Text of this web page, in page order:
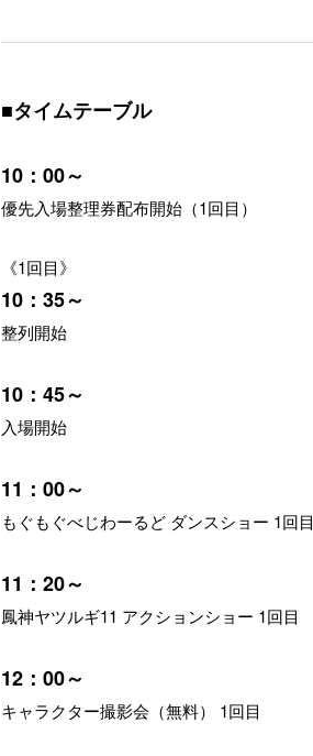
■タイムテーブル
10：00～
優先入場整理券配布開始（1回目）
《1回目》
10：35～
整列開始
10：45～
入場開始
11：00～
もぐもぐべじわーるど ダンスショー 1回目
11：20～
鳳神ヤツルギ11 アクションショー 1回目
12：00～
キャラクター撮影会（無料） 1回目